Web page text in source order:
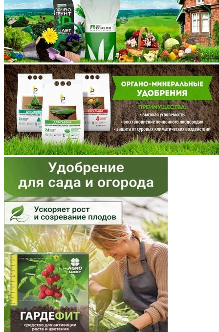
Липецкая область
Магаданская область
Марий Эл
Мордовия
Московская область
Мурманская область
Ненецкий АО
Нижегородская область
Новгородская область
Новосибирская область
Омская область
Оренбургская область
Орловская область
Пензенская область
Пермский край
Приморский край
Псковская область